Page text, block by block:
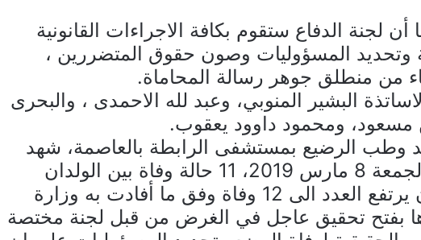
لجنة الدفاع ستقوم بكافة الاجراءات القانونية
المسؤوليات وصون حقوق المتضررين ،
من منطلق جوهر رسالة المحاماة.
البشير المنوبي، وعبد لله الاحمدى ، والبحرى
مسعود، ومحمود داوود يعقوب.
وطب الرضيع بمستشفى الرابطة بالعاصمة، شهد
يومي الخميس 7 والجمعة 8 مارس 2019، 11 حالة وفاة بين الولدان
المقيمين به، قبل ان يرتفع العدد الى 12 وفاة وفق ما أفادت به وزارة
بفتح تحقيق عاجل في الغرض من قبل لجنة مختصة